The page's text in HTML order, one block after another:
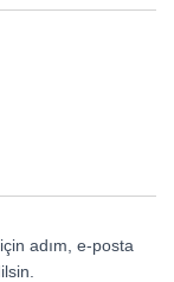
adım, e-posta